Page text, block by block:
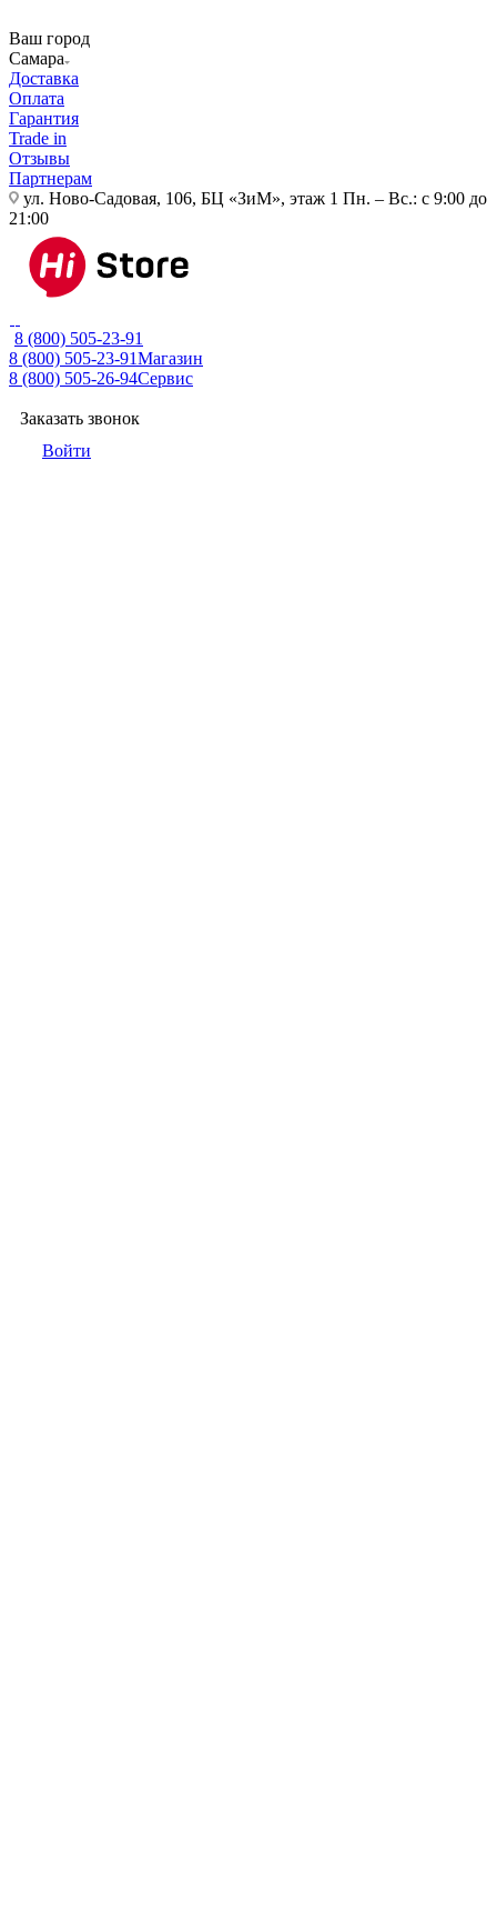
Ваш город
Самара
Доставка
Оплата
Гарантия
Trade in
Отзывы
Партнерам
ул. Ново-Садовая, 106, БЦ «ЗиМ», этаж 1 Пн. – Вс.: с 9:00 до
21:00
8 (800) 505-23-91
8 (800) 505-23-91Магазин
8 (800) 505-26-94Сервис
Заказать звонок
Войти